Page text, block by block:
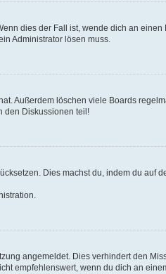
dies der Fall ist, wende dich an
Administrator lösen muss.
Außerdem löschen viele Boards
den Diskussionen teil!
Dies machst du, indem du auf
angemeldet. Dies verhindert den
empfehlenswert, wenn du dich an